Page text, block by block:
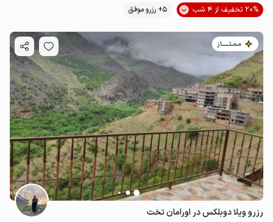
20% تخفیف از 4 شب
5+ رزرو موفق
مـمـتــــــاز
رزرو ویلا دوبلکس در اورامان تخت